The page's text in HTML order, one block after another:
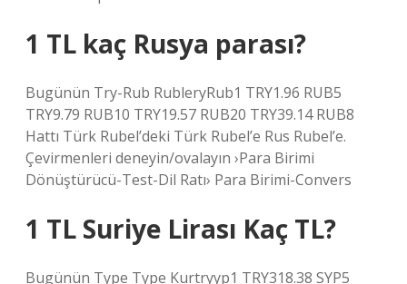
1 TL kaç Rusya parası?
Bugünün Try-Rub RubleryRub1 TRY1.96 RUB5
TRY9.79 RUB10 TRY19.57 RUB20 TRY39.14 RUB8
Hattı Türk Rubel’deki Türk Rubel’e Rus Rubel’e.
Çevirmenleri deneyin/ovalayın ›Para Birimi
Dönüştürücü-Test-Dil Ratı› Para Birimi-Convers
1 TL Suriye Lirası Kaç TL?
Bugünün Type Type Kurtryyp1 TRY318.38 SYP5